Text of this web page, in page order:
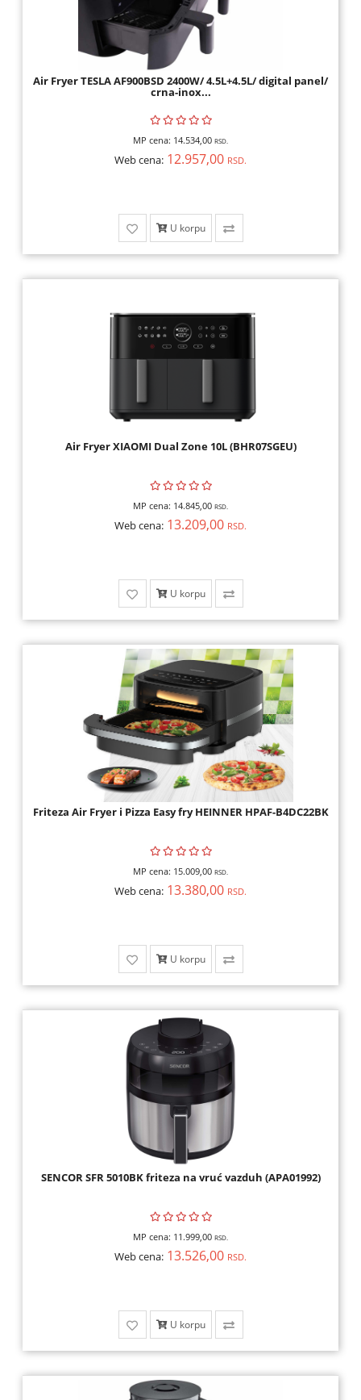
Air Fryer TESLA AF900BSD 2400W/ 4.5L+4.5L/ digital panel/
crna-inox...
MP cena: 14.534,00 RSD.
Web cena: 12.957,00 RSD.
U korpu
Air Fryer XIAOMI Dual Zone 10L (BHR07SGEU)
MP cena: 14.845,00 RSD.
Web cena: 13.209,00 RSD.
U korpu
Friteza Air Fryer i Pizza Easy fry HEINNER HPAF-B4DC22BK
MP cena: 15.009,00 RSD.
Web cena: 13.380,00 RSD.
U korpu
SENCOR SFR 5010BK friteza na vruć vazduh (APA01992)
MP cena: 11.999,00 RSD.
Web cena: 13.526,00 RSD.
U korpu